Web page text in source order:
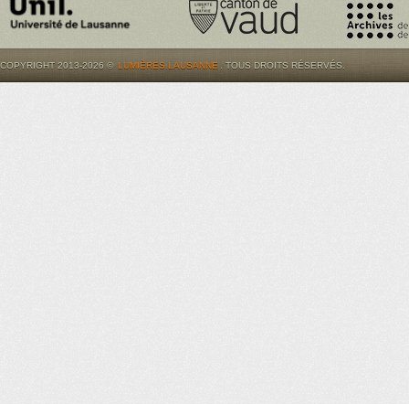
COPYRIGHT 2013-2026 © LUMIÈRES.LAUSANNE . TOUS DROITS RÉSERVÉS.